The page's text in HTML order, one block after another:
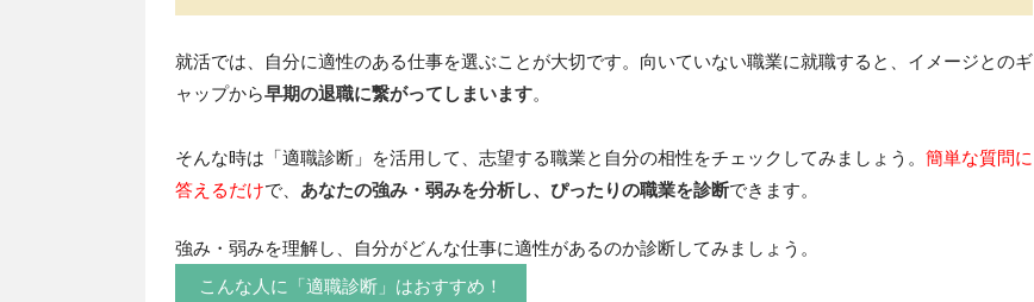
就活では、自分に適性のある仕事を選ぶことが大切です。向いていない職業に就職すると、イメージとのギ
ャップから早期の退職に繋がってしまいます。
そんな時は「適職診断」を活用して、志望する職業と自分の相性をチェックしてみましょう。 簡単な質問に
答えるだけで、 あなたの強み・弱みを分析し、ぴったりの職業を診断できます。
強み・弱みを理解し、自分がどんな仕事に適性があるのか診断してみましょう。
こんな人に「適職診断」はおすすめ！